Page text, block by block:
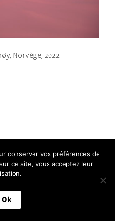
Norvège, 2022
FR | EN
conserver vos préférences de
ce site, vous acceptez leur
Ok